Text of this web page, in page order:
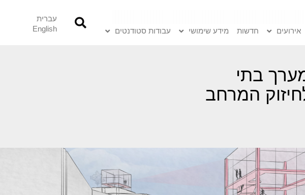
אירועים חדשות מידע שימושי עבודות סטודנטים
עברית
English
בתי
המרחב